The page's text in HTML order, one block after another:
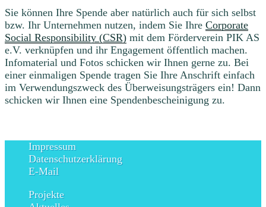
Sie können Ihre Spende aber natürlich auch für sich selbst
bzw. Ihr Unternehmen nutzen, indem Sie Ihre Corporate
Social Responsibility (CSR) mit dem Förderverein PIK AS
e.V. verknüpfen und ihr Engagement öffentlich machen.
Infomaterial und Fotos schicken wir Ihnen gerne zu. Bei
einer einmaligen Spende tragen Sie Ihre Anschrift einfach
im Verwendungszweck des Überweisungsträgers ein! Dann
schicken wir Ihnen eine Spendenbescheinigung zu.
Impressum
Datenschutzerklärung
E-Mail
Projekte